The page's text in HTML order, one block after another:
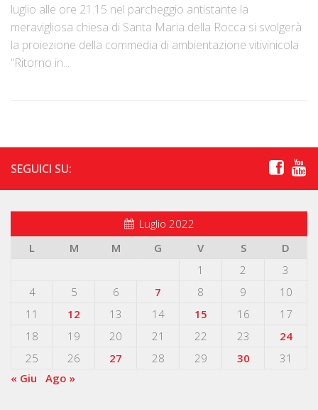
luglio alle ore 21.15 nel parcheggio antistante la
meravigliosa chiesa di Santa Maria della Rocca si svolgerà
la proiezione della commedia di ambientazione vitivinicola
“Ritorno in...
SEGUICI SU:
Luglio 2022
L
M M G V S
D
1
2
3
4
5 6 7 8 9
10
11
12 13 14 15 16
17
18
19 20 21 22 23
24
25
26 27 28 29 30
31
« Giu
Ago »